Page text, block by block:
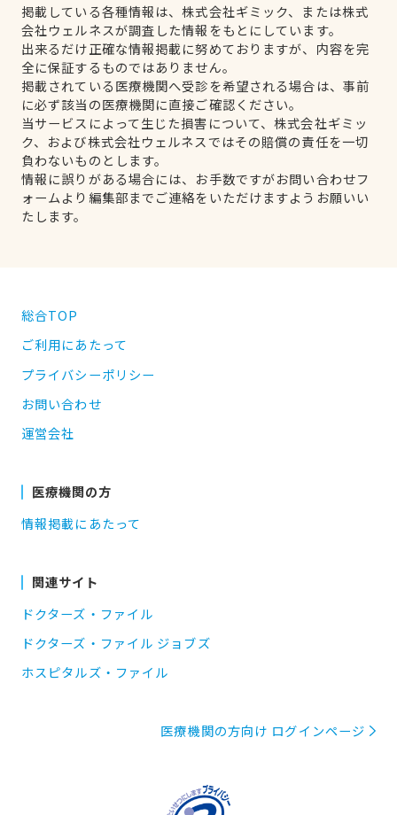
掲載している各種情報は、株式会社ギミック、または株式
会社ウェルネスが調査した情報をもとにしています。
出来るだけ正確な情報掲載に努めておりますが、内容を完
全に保証するものではありません。
掲載されている医療機関へ受診を希望される場合は、事前
に必ず該当の医療機関に直接ご確認ください。
当サービスによって生じた損害について、株式会社ギミッ
ク、および株式会社ウェルネスではその賠償の責任を一切
負わないものとします。
情報に誤りがある場合には、お手数ですがお問い合わせフ
ォームより編集部までご連絡をいただけますようお願いい
たします。
総合TOP
ご利用にあたって
プライバシーポリシー
お問い合わせ
運営会社
医療機関の方
情報掲載にあたって
関連サイト
ドクターズ・ファイル
ドクターズ・ファイル ジョブズ
ホスピタルズ・ファイル
医療機関の方向け ログインページ